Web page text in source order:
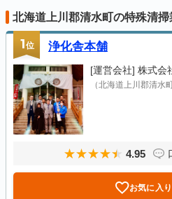
北海道上川郡清水町の特殊清
1位 浄化舎本舗
[運営会社] 株式会
（北海道上川郡清水
4.95
お気に入